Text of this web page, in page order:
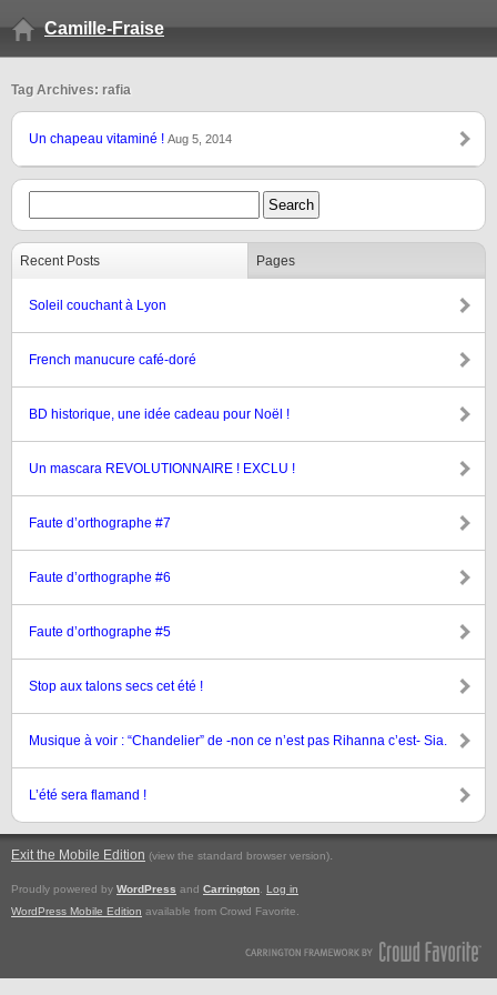
Camille-Fraise
Tag Archives: rafia
Un chapeau vitaminé ! Aug 5, 2014
Recent Posts Pages
Soleil couchant à Lyon
French manucure café-doré
BD historique, une idée cadeau pour Noël !
Un mascara REVOLUTIONNAIRE ! EXCLU !
Faute d’orthographe #7
Faute d’orthographe #6
Faute d’orthographe #5
Stop aux talons secs cet été !
Musique à voir : “Chandelier” de -non ce n’est pas Rihanna c’est- Sia.
L’été sera flamand !
Exit the Mobile Edition (view the standard browser version).
Proudly powered by WordPress and Carrington
Log in
WordPress Mobile Edition available from Crowd Favorite.